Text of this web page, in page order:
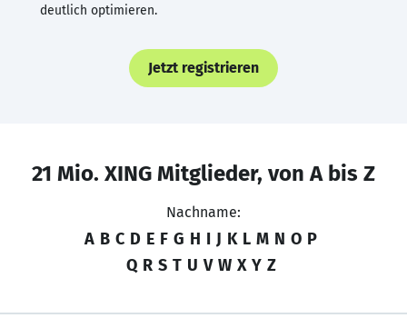
deutlich optimieren.
Jetzt registrieren
21 Mio. XING Mitglieder, von A bis Z
Nachname:
A B C D E F G H I J K L M N O P
Q R S T U V W X Y Z